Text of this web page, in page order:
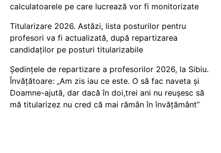
calculatoarele pe care lucrează vor fi monitorizate
Titularizare 2026. Astăzi, lista posturilor pentru
profesori va fi actualizată, după repartizarea
candidaților pe posturi titularizabile
Ședințele de repartizare a profesorilor 2026, la Sibiu.
Învățătoare: „Am zis iau ce este. O să fac naveta și
Doamne-ajută, dar dacă în doi,trei ani nu reușesc să
mă titularizez nu cred că mai rămân în învățământ”